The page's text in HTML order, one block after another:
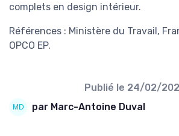
complets en design intérieur.
Références : Ministère du Travail,
OPCO EP.
Publié le 24/02/
par Marc-Antoine Duval